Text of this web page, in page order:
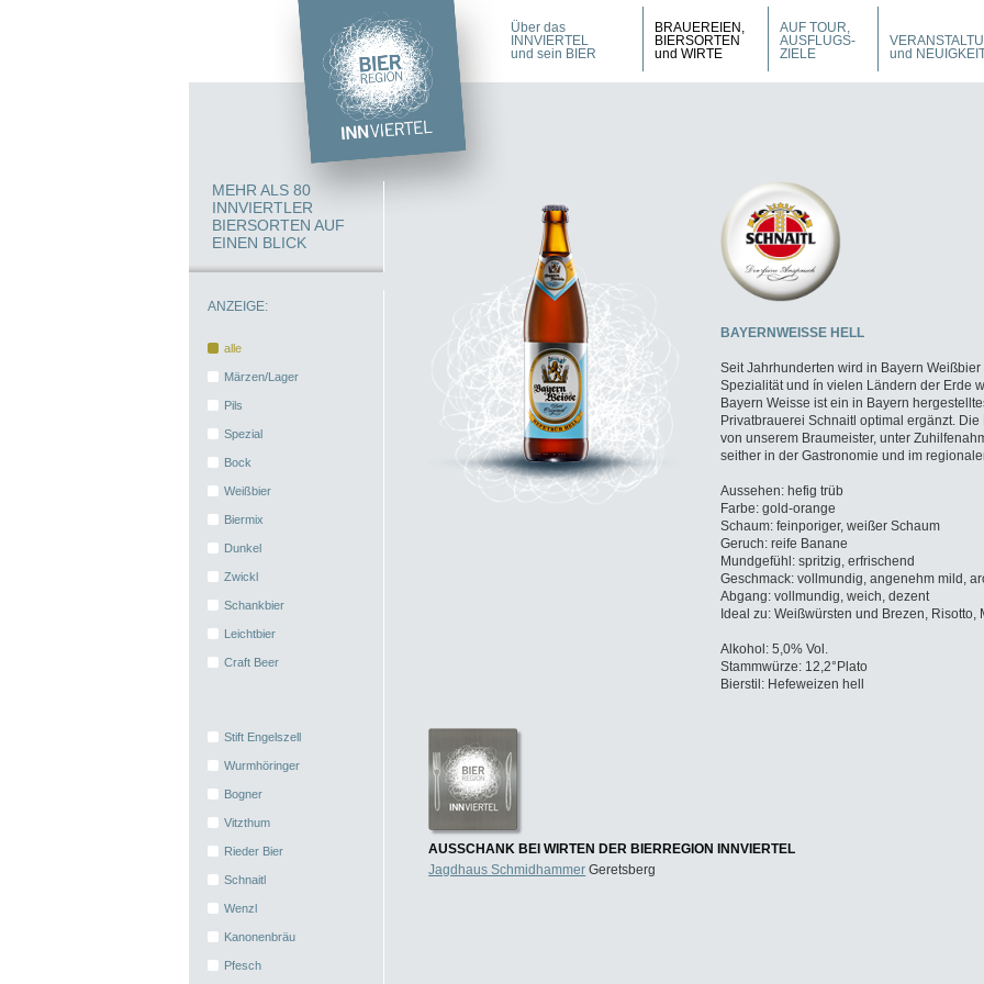
Über das
INNVIERTEL
und sein BIER
BRAUEREIEN,
BIERSORTEN
und WIRTE
AUF TOUR,
AUSFLUGS-
ZIELE
und
MEHR ALS 80
INNVIERTLER
BIERSORTEN AUF
EINEN BLICK
ANZEIGE:
alle
Märzen/Lager
Pils
Spezial
Bock
Weißbier
Biermix
Dunkel
Zwickl
Schankbier
Leichtbier
Craft Beer
Stift Engelszell
Wurmhöringer
Bogner
Vitzthum
Rieder Bier
Schnaitl
Wenzl
Kanonenbräu
Pfesch
BAYERNWEISSE HELL
Seit Jahrhunderten wird in Bayern
Spezialität und ín vielen Ländern der Erde
Bayern Weisse ist ein in Bayern
Privatbrauerei Schnaitl optimal ergänzt.
von unserem Braumeister, unter
seither in der Gastronomie und im
Aussehen: hefig trüb
Farbe: gold-orange
Schaum: feinporiger, weißer Schaum
Geruch: reife Banane
Mundgefühl: spritzig, erfrischend
Geschmack: vollmundig, angenehm mild,
Abgang: vollmundig, weich, dezent
Ideal zu: Weißwürsten und Brezen, Risotto,
Alkohol: 5,0% Vol.
Stammwürze: 12,2°Plato
Bierstil: Hefeweizen hell
AUSSCHANK BEI WIRTEN DER BIERREGION INNVIERTEL
Jagdhaus Schmidhammer Geretsberg